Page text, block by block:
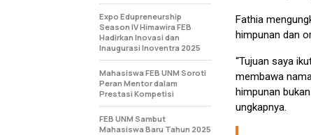
Fathia
himpunan dan
“Tujuan saya
membawa
himpunan
ungkapnya.
Expo Edupreneurship
Season IV Himawira FEB
Hadirkan Inovasi dan
Inaugurasi Inoventra 2025
Mahasiswa FEB UNM Soroti
Peran Mentor dalam
Prestasi Kompetisi
FEB UNM Sambut
Mahasiswa Baru Tahun 2025